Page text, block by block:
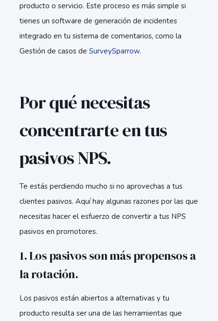
producto o servicio. Este proceso es más simple si
tienes un software de generación de incidentes
integrado en tu sistema de comentarios, como la
Gestión de casos de SurveySparrow.
Por qué necesitas
concentrarte en tus
pasivos NPS.
Te estás perdiendo mucho si no aprovechas a tus
clientes pasivos. Aquí hay algunas razones por las que
necesitas hacer el esfuerzo de convertir a tus NPS
pasivos en promotores.
1. Los pasivos son más propensos a
la rotación.
Los pasivos están abiertos a alternativas y tu
producto resulta ser una de las herramientas que